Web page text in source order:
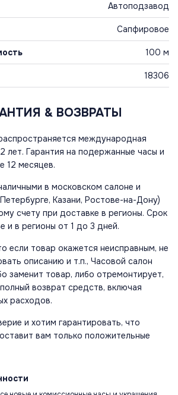
Автоподзавод
Сапфировое
100 м
18306
& ВОЗВРАТЫ
международная
лет. Гарантия на подержанные часы и
12 месяцев.
в московском салоне и
Казани, Ростове-на-Дону)
счету при доставке в регионы. Срок
и в регионы от 1 до 3 дней.
если товар окажется неисправным, не
описанию и т.п., Часовой салон
заменит товар, либо отремонтирует,
возврат средств, включая
расходов.
и хотим гарантировать, что
вам только положительные